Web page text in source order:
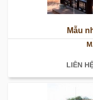
Mẫu
LIÊN